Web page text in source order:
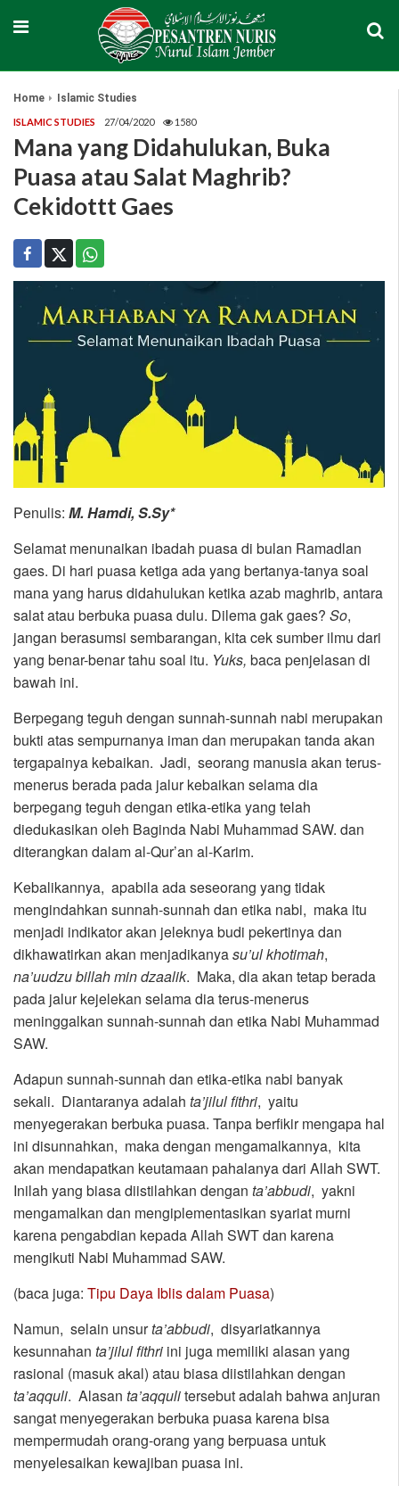
Home Islamic Studies
ISLAMIC STUDIES 27/04/2020 1580
Mana yang Didahulukan, Buka
Puasa atau Salat Maghrib?
Cekidottt Gaes
Penulis: M. Hamdi, S.Sy*
Selamat menunaikan ibadah puasa di bulan Ramadlan
gaes. Di hari puasa ketiga ada yang bertanya-tanya soal
mana yang harus didahulukan ketika azab maghrib, antara
salat atau berbuka puasa dulu. Dilema gak gaes? So,
jangan berasumsi sembarangan, kita cek sumber ilmu dari
yang benar-benar tahu soal itu. Yuks, baca penjelasan di
bawah ini.
Berpegang teguh dengan sunnah-sunnah nabi merupakan
bukti atas sempurnanya iman dan merupakan tanda akan
tergapainya kebaikan. Jadi, seorang manusia akan terus-
menerus berada pada jalur kebaikan selama dia
berpegang teguh dengan etika-etika yang telah
diedukasikan oleh Baginda Nabi Muhammad SAW. dan
diterangkan dalam al-Qur’an al-Karim.
Kebalikannya, apabila ada seseorang yang tidak
mengindahkan sunnah-sunnah dan etika nabi, maka itu
menjadi indikator akan jeleknya budi pekertinya dan
dikhawatirkan akan menjadikanyasu’ul khotimah,
na’uudzu billah min dzaalik. Maka, dia akan tetap berada
pada jalur kejelekan selama dia terus-menerus
meninggalkan sunnah-sunnah dan etika Nabi Muhammad
SAW.
Adapun sunnah-sunnah dan etika-etika nabi banyak
sekali. Diantaranya adalah ta’jilul fithri, yaitu
menyegerakan berbuka puasa. Tanpa berfikir mengapa hal
ini disunnahkan, maka dengan mengamalkannya, kita
akan mendapatkan keutamaan pahalanya dari Allah SWT.
Inilah yang biasa diistilahkan dengan ta’abbudi, yakni
mengamalkan dan mengiplementasikan syariat murni
karena pengabdian kepada Allah SWT dan karena
mengikuti Nabi Muhammad SAW.
(baca juga: Tipu Daya Iblis dalam Puasa)
Namun, selain unsurta’abbudi, disyariatkannya
kesunnahan ta’jilul fithri ini juga memiliki alasan yang
rasional (masuk akal) atau biasa diistilahkan dengan
ta’aqquli. Alasan ta’aqqulitersebut adalah bahwa anjuran
sangat menyegerakan berbuka puasa karena bisa
mempermudah orang-orang yang berpuasa untuk
menyelesaikan kewajiban puasa ini.